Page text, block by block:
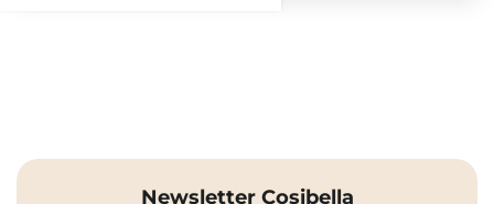
Newsletter Cosibella